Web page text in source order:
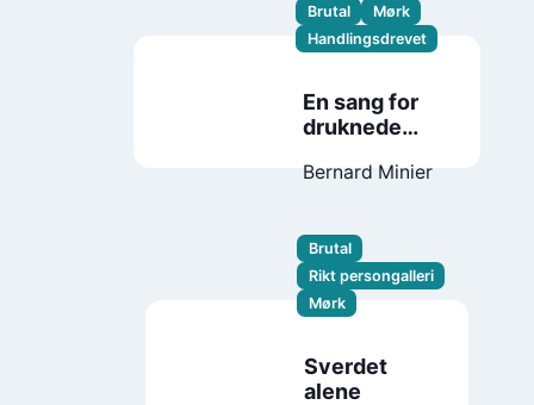
Brutal
Mørk
Handlingsdrevet
En sang for
druknede
Bernard Minier
Brutal
Rikt persongalleri
Mørk
Sverdet
alene